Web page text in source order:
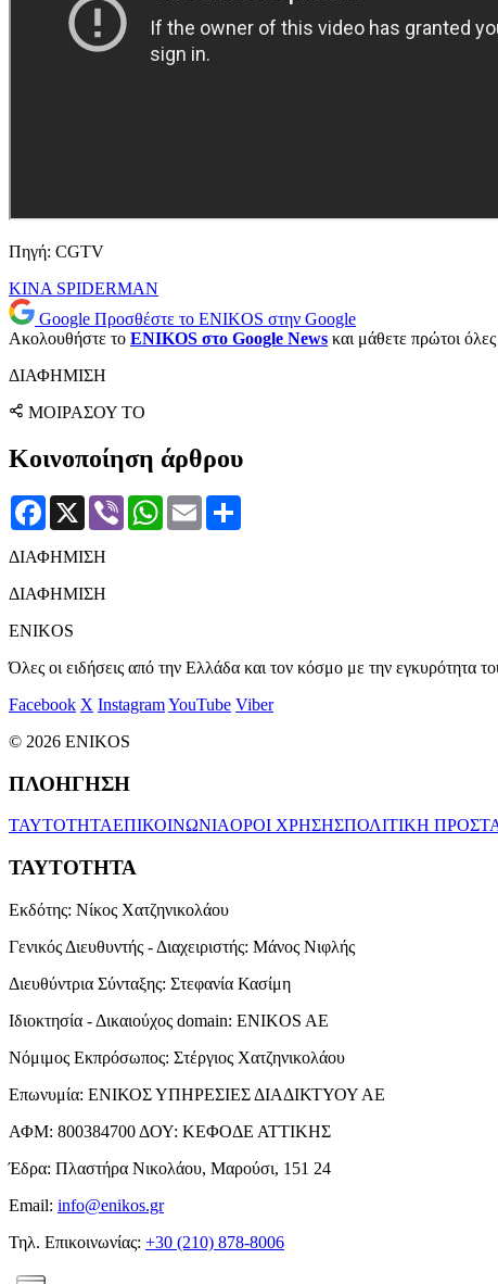
Πηγή: CGTV
KINA SPIDERMAN
Google Προσθέστε το ENIKOS στην Google
Ακολουθήστε το ENIKOS στο Google News και μάθετε πρώτοι όλες
ΔΙΑΦΗΜΙΣΗ
ΜΟΙΡΑΣΟΥ ΤΟ
Κοινοποίηση άρθρου
Facebook
X Viber WhatsApp
Email
ΔΙΑΦΗΜΙΣΗ
ΔΙΑΦΗΜΙΣΗ
ENIKOS
Όλες οι ειδήσεις από την Ελλάδα και τον κόσμο με την εγκυρότητα
Facebook X InstagramYouTube Viber
© 2026 ENIKOS
ΠΛΟΗΓΗΣΗ
ΤΑΥΤΟΤΗΤΑΕΠΙΚΟΙΝΩΝΙΑΟΡΟΙ ΧΡΗΣΗΣΠΟΛΙΤΙΚΗ
ΤΑΥΤΟΤΗΤΑ
Εκδότης: Νίκος Χατζηνικολάου
Γενικός Διευθυντής - Διαχειριστής: Μάνος Νιφλής
Διευθύντρια Σύνταξης: Στεφανία Κασίμη
Ιδιοκτησία - Δικαιούχος domain: ENIKOS AE
Νόμιμος Εκπρόσωπος: Στέργιος Χατζηνικολάου
Επωνυμία: ΕΝΙΚΟΣ ΥΠΗΡΕΣΙΕΣ ΔΙΑΔΙΚΤΥΟΥ ΑΕ
ΑΦΜ: 800384700 ΔΟΥ: ΚΕΦΟΔΕ ΑΤΤΙΚΗΣ
Έδρα: Πλαστήρα Νικολάου, Μαρούσι, 151 24
Email: info@enikos.gr
Τηλ. Επικοινωνίας: +30 (210) 878-8006